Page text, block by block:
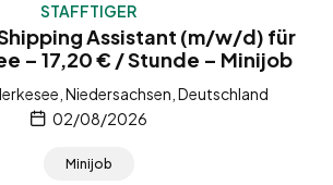
STAFFTIGER
Assistant (m/w/d) für
– 17,20 € / Stunde – Minijob
Niedersachsen, Deutschland
02/08/2026
Minijob